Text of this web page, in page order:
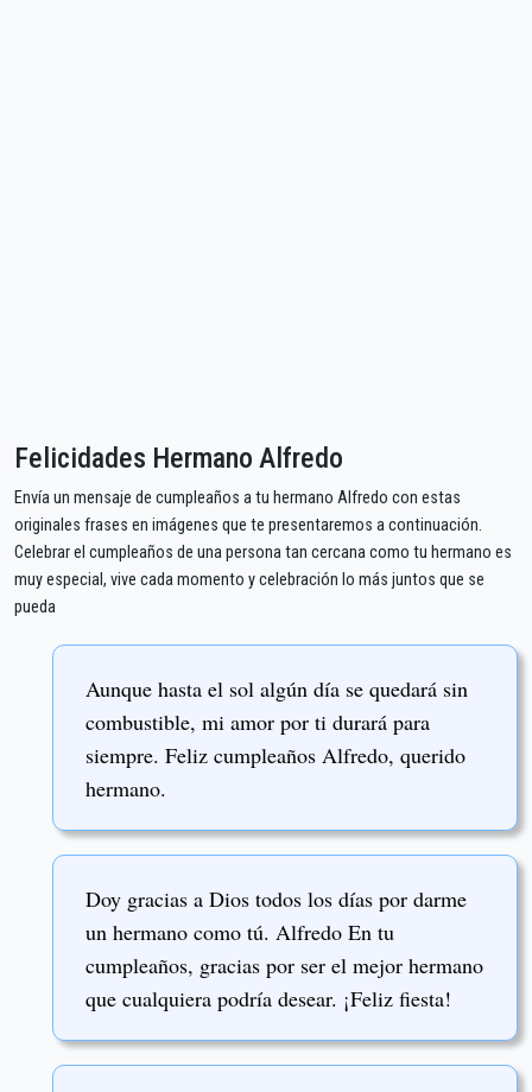
Felicidades Hermano Alfredo
Envía un mensaje de cumpleaños a tu hermano Alfredo con estas
originales frases en imágenes que te presentaremos a continuación.
Celebrar el cumpleaños de una persona tan cercana como tu hermano es
muy especial, vive cada momento y celebración lo más juntos que se
pueda
Aunque hasta el sol algún día se quedará sin
combustible, mi amor por ti durará para
siempre. Feliz cumpleaños Alfredo, querido
hermano.
Doy gracias a Dios todos los días por darme
un hermano como tú. Alfredo En tu
cumpleaños, gracias por ser el mejor hermano
que cualquiera podría desear. ¡Feliz fiesta!